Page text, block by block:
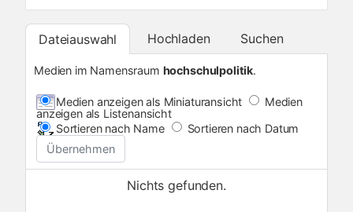
Dateiauswahl Hochladen Suchen
Medien im Namensraum hochschulpolitik.
Medien anzeigen als Miniaturansicht
Medien
anzeigen als Listenansicht
Sortieren nach Name
Sortieren nach Datum
Übernehmen
Nichts gefunden.